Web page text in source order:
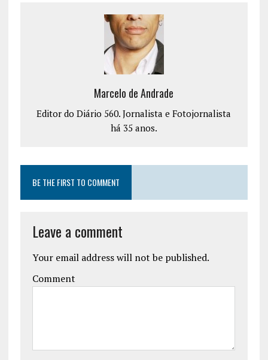
Marcelo de Andrade
Editor do Diário 560. Jornalista e Fotojornalista
há 35 anos.
BE THE FIRST TO COMMENT
Leave a comment
Your email address will not be published.
Comment